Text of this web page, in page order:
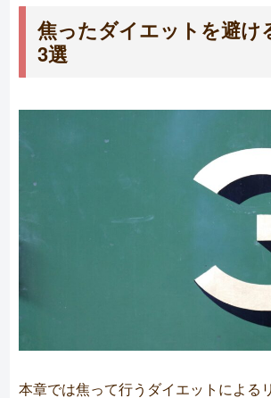
焦ったダイエットを避け
3選
本章では焦って行うダイエットによる